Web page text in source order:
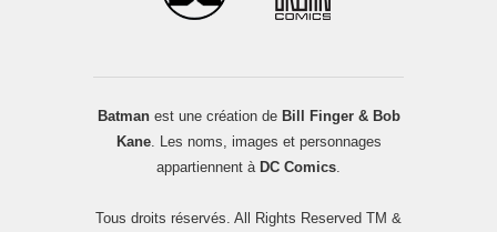
Batmanest une création de Bill Finger & Bob
Kane. Les noms, images et personnages
appartiennent à DC Comics
Tous droits réservés. All Rights Reserved TM &